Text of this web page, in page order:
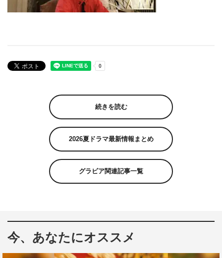
続きを読む
2026夏ドラマ最新情報まとめ
グラビア関連記事一覧
今、あなたにオススメ